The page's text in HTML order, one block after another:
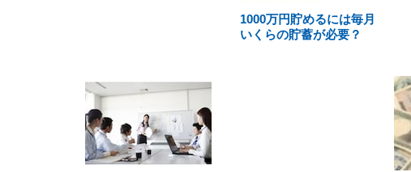
1000万円貯めるには毎月
いくらの貯蓄が必要？